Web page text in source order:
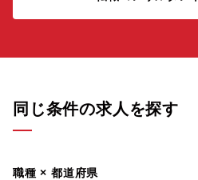
同じ条件の求人を探す
職種 × 都道府県